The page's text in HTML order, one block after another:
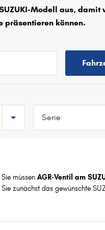
Modell aus, damit
präsentieren können.
Serie
JIMNY
SX4
ALTO
Sie müssen AGR-Ventil am
Sie zunächst das gewünschte